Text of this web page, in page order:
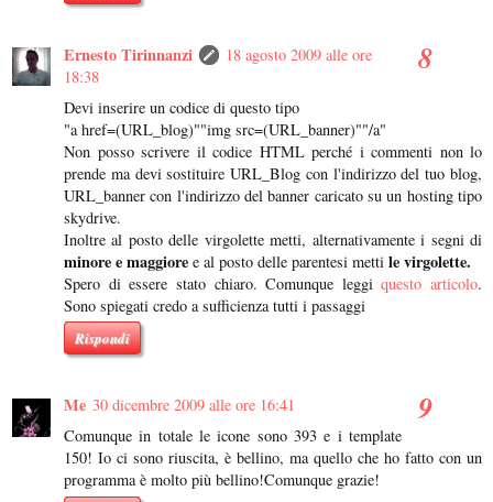
Ernesto Tirinnanzi
18 agosto 2009 alle ore
18:38
Devi inserire un codice di questo tipo
"a href=(URL_blog)""img src=(URL_banner)""/a"
Non posso scrivere il codice HTML perché i commenti non lo
prende ma devi sostituire URL_Blog con l'indirizzo del tuo blog,
URL_banner con l'indirizzo del banner caricato su un hosting tipo
skydrive.
Inoltre al posto delle virgolette metti, alternativamente i segni di
minore e maggiore e al posto delle parentesi metti le virgolette.
Spero di essere stato chiaro. Comunque leggiquesto articolo.
Sono spiegati credo a sufficienza tutti i passaggi
Rispondi
Me 30 dicembre 2009 alle ore 16:41
Comunque in totale le icone sono 393 e i template
150! Io ci sono riuscita, è bellino, ma quello che ho fatto con un
programma è molto più bellino!Comunque grazie!